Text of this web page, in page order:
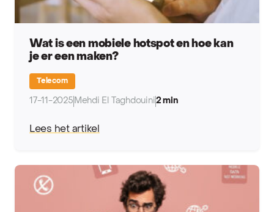
Wat is een mobiele hotspot en hoe kan
je er een maken?
Telecom
17-11-2025 Mehdi El Taghdouini2 min
Lees het artikel